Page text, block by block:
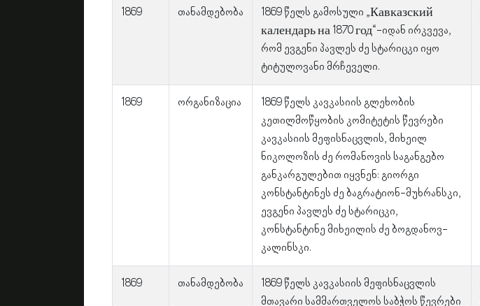
1869 თანამდებობა
1869 წელს გამოსული „Кавказский
календарь на 1870 год“-იდან ირკვევა,
რომ ევგენი პავლეს ძე სტარიცკი იყო
ტიტულოვანი მრჩეველი.
1869 ორგანიზაცია
1869 წელს კავკასიის გლეხობის
კეთილმოწყობის კომიტეტის წევრები
კავკასიის მეფისნაცვლის, მიხეილ
ნიკოლოზის ძე რომანოვის საგანგებო
განკარგულებით იყვნენ: გიორგი
კონსტანტინეს ძე ბაგრატიონ-მუხრანსკი,
ევგენი პავლეს ძე სტარიცკი,
კონსტანტინე მიხეილის ძე ბოგდანოვ-
კალინსკი.
1869 თანამდებობა
1869 წელს კავკასიის მეფისნაცვლის
მთავარი სამმართველოს საბჭოს წევრები